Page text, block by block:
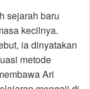
sejarah baru
kecilnya.
ia dinyatakan
metode
Ari